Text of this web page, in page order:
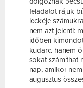
feladatot rájuk
leckéje
nem azt jelenti:
időben
kudarc, hanem
sokat számíthat
nap, amikor
augusztus